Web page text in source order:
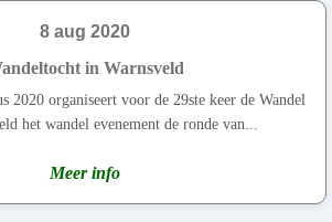
8 aug 2020
in Warnsveld
2020 organiseert voor de 29ste keer de Wandel
het wandel evenement de ronde van...
Meer info